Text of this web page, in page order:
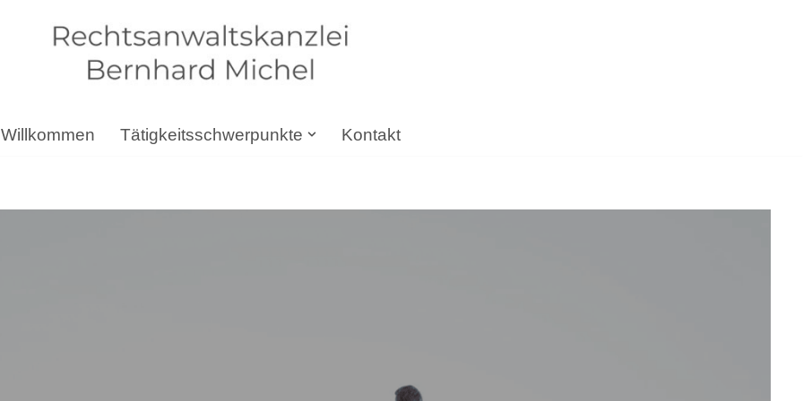
Willkommen Tätigkeitsschwerpunkte Kontakt